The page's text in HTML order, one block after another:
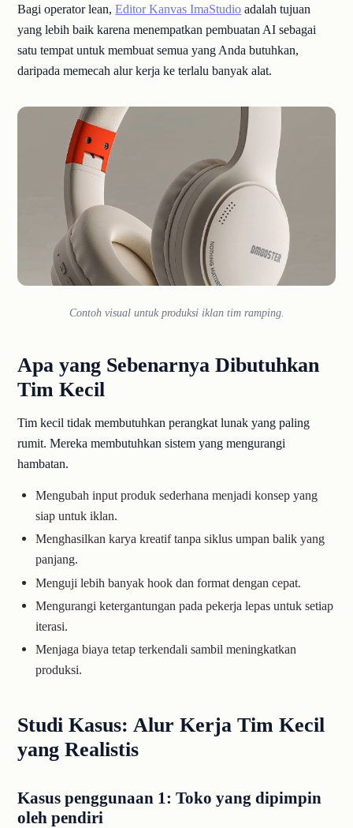
Bagi operator lean,Editor Kanvas ImaStudio adalah tujuan
yang lebih baik karena menempatkan pembuatan AI sebagai
satu tempat untuk membuat semua yang Anda butuhkan,
daripada memecah alur kerja ke terlalu banyak alat.
Contoh visual untuk produksi iklan tim ramping.
Apa yang Sebenarnya Dibutuhkan
Tim Kecil
Tim kecil tidak membutuhkan perangkat lunak yang paling
rumit. Mereka membutuhkan sistem yang mengurangi
hambatan.
Mengubah input produk sederhana menjadi konsep yang
siap untuk iklan.
Menghasilkan karya kreatif tanpa siklus umpan balik yang
panjang.
Menguji lebih banyak hook dan format dengan cepat.
Mengurangi ketergantungan pada pekerja lepas untuk setiap
iterasi.
Menjaga biaya tetap terkendali sambil meningkatkan
produksi.
Studi Kasus: Alur Kerja Tim Kecil
yang Realistis
Kasus penggunaan 1: Toko yang dipimpin
oleh pendiri